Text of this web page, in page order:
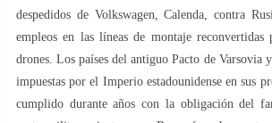
despedidos de Volkswagen, Calenda, contra
empleos en las líneas de montaje reconvertidas
drones. Los países del antiguo Pacto de Varsovia
impuestas por el Imperio estadounidense en sus
cumplido durante años con la obligación del